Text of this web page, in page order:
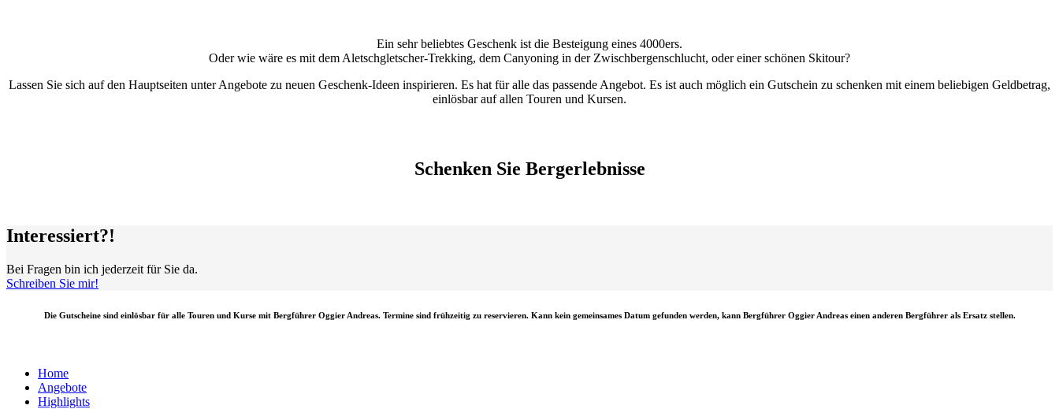
Ein sehr beliebtes Geschenk ist die Besteigung eines 4000ers.
Oder wie wäre es mit dem Aletschgletscher-Trekking, dem Canyoning in der Zwischbergenschlucht, oder einer schönen Skitour?
Lassen Sie sich auf den Hauptseiten unter Angebote zu neuen Geschenk-Ideen inspirieren. Es hat für alle das passende Angebot. Es ist auch möglich ein Gutschein zu schenken mit einem beliebigen Geldbetrag,
einlösbar auf allen Touren und Kursen.
Schenken Sie Bergerlebnisse
Interessiert?!
Bei Fragen bin ich jederzeit für Sie da.
Schreiben Sie mir!
Die Gutscheine sind einlösbar für alle Touren und Kurse mit Bergführer Oggier Andreas. Termine sind frühzeitig zu reservieren. Kann kein gemeinsames Datum gefunden werden, kann Bergführer Oggier Andreas einen anderen Bergführer als Ersatz stellen.
Home
Angebote
Highlights